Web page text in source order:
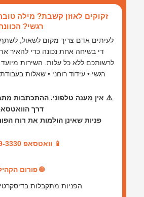
זקוקים לאוזן קשבת? מילה
רגשי?
לעיתים אדם צריך מקום לשאול,
די בשיחה אחת נכונה כדי להאיר
לרשותכם ללא כל עלות. השירות מיועד
רגשי • עידוד רוחני • שאלות
⚠️ אין מענה טלפוני. ההתכתבות
דרך
פניות שאינן הולמות את רוח
📱 וואטסאפ 053-369-3330
🌐 פורום
הפניות מתקבלות